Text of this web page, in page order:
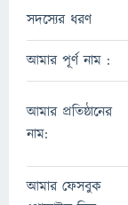
সদস্যের ধরণ
আমার পূর্ণ নাম :
আমার প্রতিষ্ঠানের
নাম:
আমার ফেসবুক